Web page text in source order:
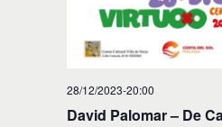
28/12/2023-20:00
David Palomar – De